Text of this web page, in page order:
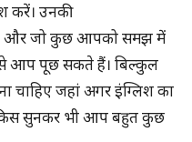
करें। उनकी
और जो कुछ आपको समझ में
आप पूछ सकते हैं। बिल्कुल
चाहिए जहां अगर इंग्लिश का
सुनकर भी आप बहुत कुछ